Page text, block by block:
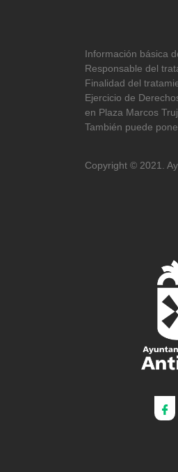
Información básica
Responsable del
Finalidad del
Ejercicio de
en Plaza Marcos
También puede
Copyright © 2021.